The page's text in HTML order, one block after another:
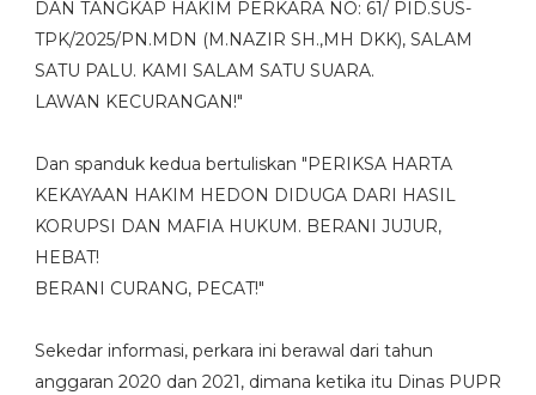
DAN TANGKAP HAKIM PERKARA NO: 61/ PID.SUS-
TPK/2025/PN.MDN (M.NAZIR SH.,MH DKK), SALAM
SATU PALU. KAMI SALAM SATU SUARA.
LAWAN KECURANGAN!"
Dan spanduk kedua bertuliskan "PERIKSA HARTA
KEKAYAAN HAKIM HEDON DIDUGA DARI HASIL
KORUPSI DAN MAFIA HUKUM. BERANI JUJUR,
HEBAT!
BERANI CURANG, PECAT!"
Sekedar informasi, perkara ini berawal dari tahun
anggaran 2020 dan 2021, dimana ketika itu Dinas PUPR